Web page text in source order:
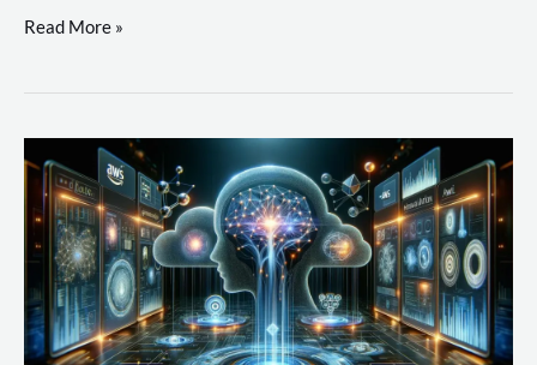
Desenvolvimento
um
com
AWS
Read More »